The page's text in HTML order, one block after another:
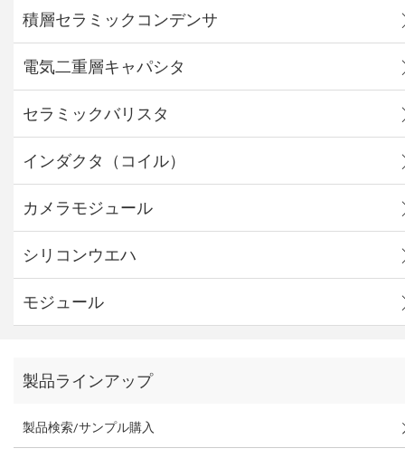
積層セラミックコンデンサ
電気二重層キャパシタ
セラミックバリスタ
インダクタ（コイル）
カメラモジュール
シリコンウエハ
モジュール
製品ラインアップ
製品検索/サンプル購入